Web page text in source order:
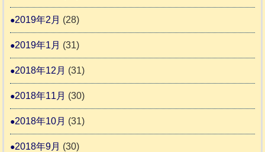
2019年2月 (28)
2019年1月 (31)
2018年12月 (31)
2018年11月 (30)
2018年10月 (31)
2018年9月 (30)